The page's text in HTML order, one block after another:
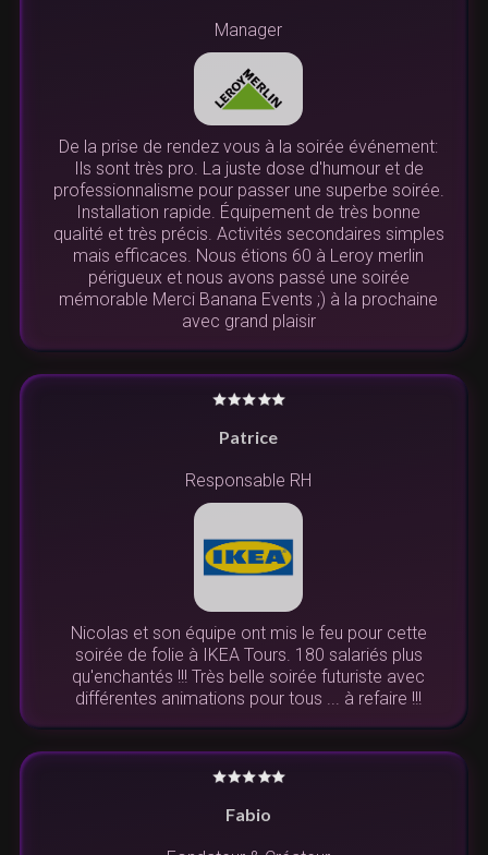
Manager
De la prise de rendez vous à la soirée événement:
Ils sont très pro. La juste dose d'humour et de
professionnalisme pour passer une superbe soirée.
Installation rapide. Équipement de très bonne
qualité et très précis. Activités secondaires simples
mais efficaces. Nous étions 60 à Leroy merlin
périgueux et nous avons passé une soirée
mémorable Merci Banana Events ;) à la prochaine
avec grand plaisir
Patrice
Responsable RH
Nicolas et son équipe ont mis le feu pour cette
soirée de folie à IKEA Tours. 180 salariés plus
qu'enchantés !!! Très belle soirée futuriste avec
différentes animations pour tous ... à refaire !!!
Fabio